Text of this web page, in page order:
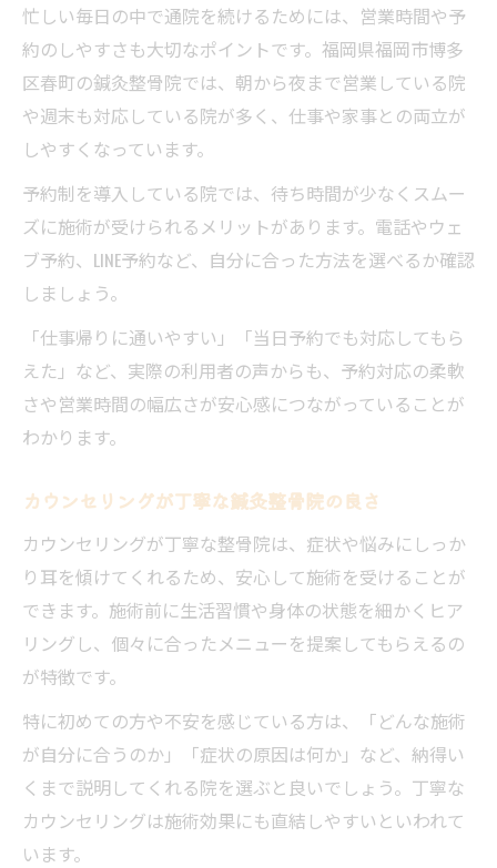
忙しい毎日の中で通院を続けるためには、営業時間や予
約のしやすさも大切なポイントです。福岡県福岡市博多
区春町の鍼灸整骨院では、朝から夜まで営業している院
や週末も対応している院が多く、仕事や家事との両立が
しやすくなっています。
予約制を導入している院では、待ち時間が少なくスムー
ズに施術が受けられるメリットがあります。電話やウェ
ブ予約、LINE予約など、自分に合った方法を選べるか確認
しましょう。
「仕事帰りに通いやすい」「当日予約でも対応してもら
えた」など、実際の利用者の声からも、予約対応の柔軟
さや営業時間の幅広さが安心感につながっていることが
わかります。
カウンセリングが丁寧な鍼灸整骨院の良さ
カウンセリングが丁寧な整骨院は、症状や悩みにしっか
り耳を傾けてくれるため、安心して施術を受けることが
できます。施術前に生活習慣や身体の状態を細かくヒア
リングし、個々に合ったメニューを提案してもらえるの
が特徴です。
特に初めての方や不安を感じている方は、「どんな施術
が自分に合うのか」「症状の原因は何か」など、納得い
くまで説明してくれる院を選ぶと良いでしょう。丁寧な
カウンセリングは施術効果にも直結しやすいといわれて
います。